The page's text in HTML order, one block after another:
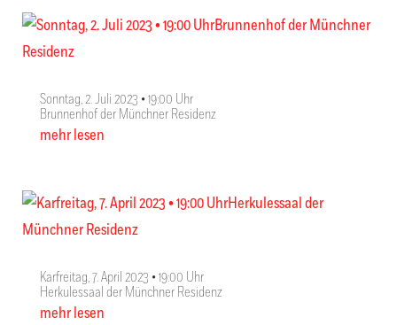
Sonntag, 2. Juli 2023 • 19:00 Uhr
Brunnenhof der Münchner Residenz
mehr lesen
Karfreitag, 7. April 2023 • 19:00 Uhr
Herkulessaal der Münchner Residenz
mehr lesen